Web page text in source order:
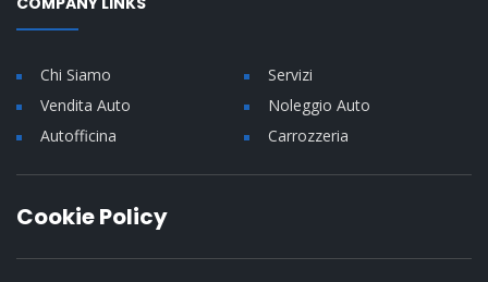
Chi Siamo
Servizi
Vendita Auto
Noleggio Auto
Autofficina
Carrozzeria
Cookie Policy